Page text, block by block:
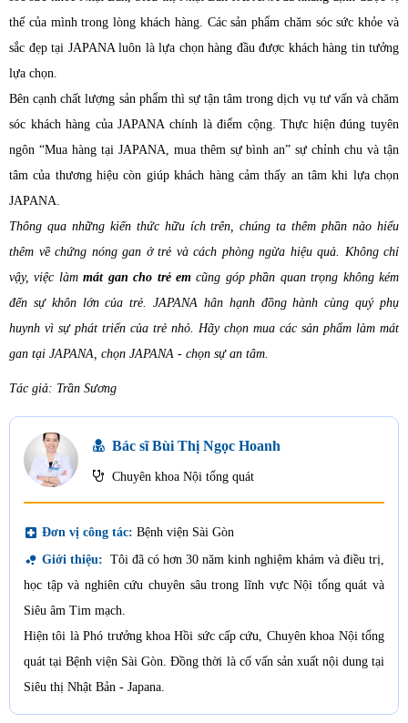
thế của mình trong lòng khách hàng. Các sản phẩm chăm sóc sức khỏe và
sắc đẹp tại JAPANA luôn là lựa chọn hàng đầu được khách hàng tin tưởng
lựa chọn.
Bên cạnh chất lượng sản phẩm thì sự tận tâm trong dịch vụ tư vấn và chăm
sóc khách hàng của JAPANA chính là điểm cộng. Thực hiện đúng tuyên
ngôn “Mua hàng tại JAPANA, mua thêm sự bình an” sự chỉnh chu và tận
tâm của thương hiệu còn giúp khách hàng cảm thấy an tâm khi lựa chọn
JAPANA.
Thông qua những kiến thức hữu ích trên, chúng ta thêm phần nào hiểu
thêm về chứng nóng gan ở trẻ và cách phòng ngừa hiệu quả. Không chỉ
vậy, việc làmmát gan cho trẻ em cũng góp phần quan trọng không kém
đến sự khôn lớn của trẻ. JAPANA hân hạnh đồng hành cùng quý phụ
huynh vì sự phát triển của trẻ nhỏ. Hãy chọn mua các sản phẩm làm mát
gan tại JAPANA, chọn JAPANA - chọn sự an tâm.
Tác giả: Trần Sương
Bác sĩ Bùi Thị Ngọc Hoanh
Chuyên khoa Nội tổng quát
local_hospital Đơn vị công tác: Bệnh viện Sài Gòn
bubble_chart Giới thiệu: Tôi đã có hơn 30 năm kinh nghiệm khám và điều trị,
học tập và nghiên cứu chuyên sâu trong lĩnh vực Nội tổng quát và
Siêu âm Tim mạch.
Hiện tôi là Phó trưởng khoa Hồi sức cấp cứu, Chuyên khoa Nội tổng
quát tại Bệnh viện Sài Gòn. Đồng thời là cố vấn sản xuất nội dung tại
Siêu thị Nhật Bản - Japana.